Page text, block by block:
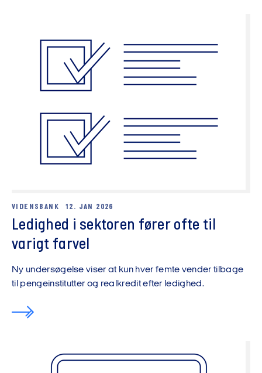
VIDENSBANK 12. JAN 2026
Ledighed i sektoren fører ofte til
varigt farvel
Ny undersøgelse viser at kun hver femte vender tilbage
til pengeinstitutter og realkredit efter ledighed.